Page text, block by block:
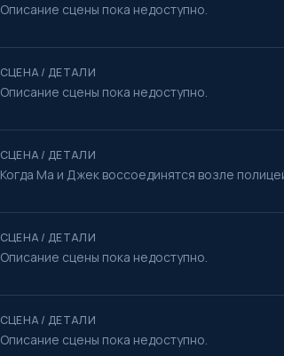
Описание сцены пока недоступно.
СЦЕНА / ДЕТАЛИ
Описание сцены пока недоступно.
СЦЕНА / ДЕТАЛИ
Когда Ма и Джек воссоединятся возле
СЦЕНА / ДЕТАЛИ
Описание сцены пока недоступно.
СЦЕНА / ДЕТАЛИ
Описание сцены пока недоступно.